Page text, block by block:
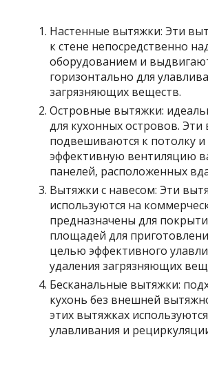
Настенные вытяжки: Эти
к стене непосредственно
оборудованием и
горизонтально для
загрязняющих веществ.
Островные вытяжки:
для кухонных островов.
подвешиваются к потолку
эффективную вентиляцию
панелей, расположенных
Вытяжки с навесом: Эти
используются на
предназначены для
площадей для
целью эффективного
удаления загрязняющих
Бесканальные вытяжки:
кухонь без внешней
этих вытяжках
улавливания и